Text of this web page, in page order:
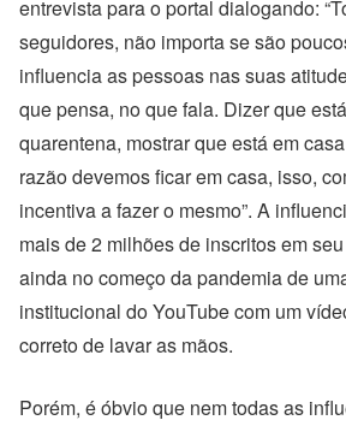
entrevista para o portal dialogando:
seguidores, não importa se são
influencia as pessoas nas suas
que pensa, no que fala. Dizer que
quarentena, mostrar que está em
razão devemos ficar em casa, isso,
incentiva a fazer o mesmo”. A
mais de 2 milhões de inscritos em
ainda no começo da pandemia de
institucional do YouTube com um
correto de lavar as mãos.
Porém, é óbvio que nem todas as